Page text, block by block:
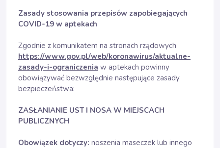
Zasady stosowania przepisów zapobiegających
COVID-19 w aptekach
Zgodnie z komunikatem na stronach rządowych
https://www.gov.pl/web/koronawirus/aktualne-
zasady-i-ograniczenia w aptekach powinny
obowiązywać bezwzględnie następujące zasady
bezpieczeństwa:
ZASŁANIANIE UST I NOSA W MIEJSCACH
PUBLICZNYCH
Obowiązek dotyczy: noszenia maseczek lub innego